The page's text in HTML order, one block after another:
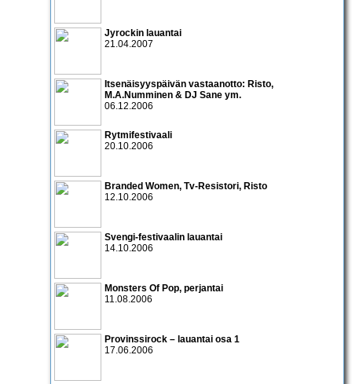
Jyrockin lauantai
21.04.2007
Itsenäisyyspäivän vastaanotto: Risto,
M.A.Numminen & DJ Sane ym.
06.12.2006
Rytmifestivaali
20.10.2006
Branded Women, Tv-Resistori, Risto
12.10.2006
Svengi-festivaalin lauantai
14.10.2006
Monsters Of Pop, perjantai
11.08.2006
Provinssirock – lauantai osa 1
17.06.2006